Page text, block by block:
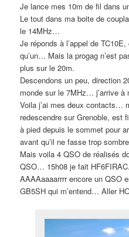
Je lance mes 10m de fil dans
Le tout dans ma boite de
le 14MHz…
Je réponds à l’appel de
qu’un… Mais la progag n’est
plus sur le 20m.
Descendons un peu, direction
monde sur le 7MHz… j’arrive à
Voila j’ai mes deux contacts…
redescendre sur Grenoble, est
à pied depuis le sommet pour
avant qu’il ne fasse trop
Mais voila 4 QSO de réalisés
QSO… 15h08 je fait
AAAAaaaarrrr encore un QSO
GB5SH qui m’entend… Aller